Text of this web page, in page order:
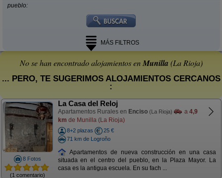
pueblo:
MÁS FILTROS
No se han encontrado alojamientos enMunilla (La Rioja)
... PERO, TE SUGERIMOS ALOJAMIENTOS CERCANOS
:
8 Fotos
(1 comentario)
La Casa del Reloj
Apartamentos Rurales en Enciso (La Rioja) a 4,9
km de Munilla (La Rioja)
8+2 plazas
25 €
71 km de Logroño
Apartamentos de nueva construcción en una casa
situada en el centro del pueblo, en la Plaza Mayor. La
casa es la antigua escuela. En su fach ...